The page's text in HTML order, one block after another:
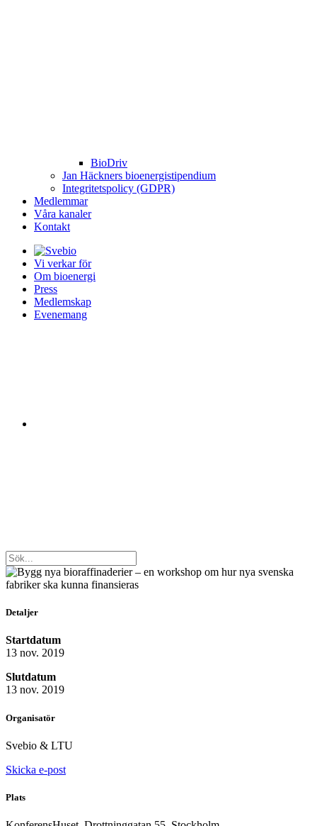
BioDriv
Jan Häckners bioenergistipendium
Integritetspolicy (GDPR)
Medlemmar
Våra kanaler
Kontakt
Vi verkar för
Om bioenergi
Press
Medlemskap
Evenemang
Detaljer
Startdatum
13 nov. 2019
Slutdatum
13 nov. 2019
Organisatör
Svebio & LTU
Skicka e-post
Plats